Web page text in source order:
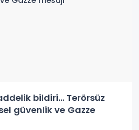
bildiri... Terörsüz
güvenlik ve Gazze